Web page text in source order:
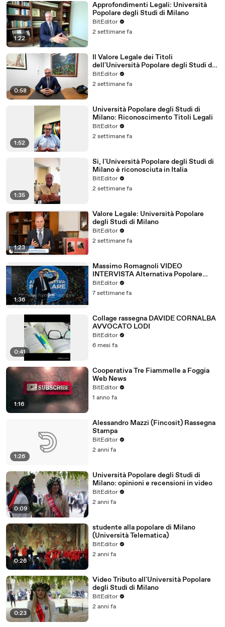
1:22
Approfondimenti Legali: Università
Popolare degli Studi di Milano
BitEditor
2 settimane fa
0:58
Il Valore Legale dei Titoli
dell'Università Popolare degli Studi di
Milano
BitEditor
2 settimane fa
1:52
Università Popolare degli Studi di
Milano: Riconoscimento Titoli Legali
BitEditor
2 settimane fa
1:35
Si, l'Università Popolare degli Studi di
Milano è riconosciuta in Italia
BitEditor
2 settimane fa
1:23
Valore Legale: Università Popolare
degli Studi di Milano
BitEditor
2 settimane fa
1:36
Massimo Romagnoli VIDEO
INTERVISTA Alternativa Popolare
Frankfurt Giugno 2026
BitEditor
7 settimane fa
0:41
Collage rassegna DAVIDE CORNALBA
AVVOCATO LODI
BitEditor
6 mesi fa
1:16
Cooperativa Tre Fiammelle a Foggia
Web News
BitEditor
1 anno fa
1:26
Alessandro Mazzi (Fincosit) Rassegna
Stampa
BitEditor
2 anni fa
0:09
Università Popolare degli Studi di
Milano: opinioni e recensioni in video
BitEditor
2 anni fa
0:26
studente alla popolare di Milano
(Università Telematica)
BitEditor
2 anni fa
0:23
Video Tributo all'Università Popolare
degli Studi di Milano
BitEditor
2 anni fa